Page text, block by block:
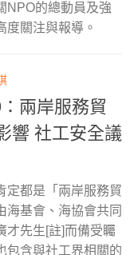
NPO的總動員及強
度關注與報導。
兩岸服務貿
響 社工安全議
定都是「兩岸服務貿
海基會、海協會共同
才先生[註]而備受矚
包含與社工界相關的